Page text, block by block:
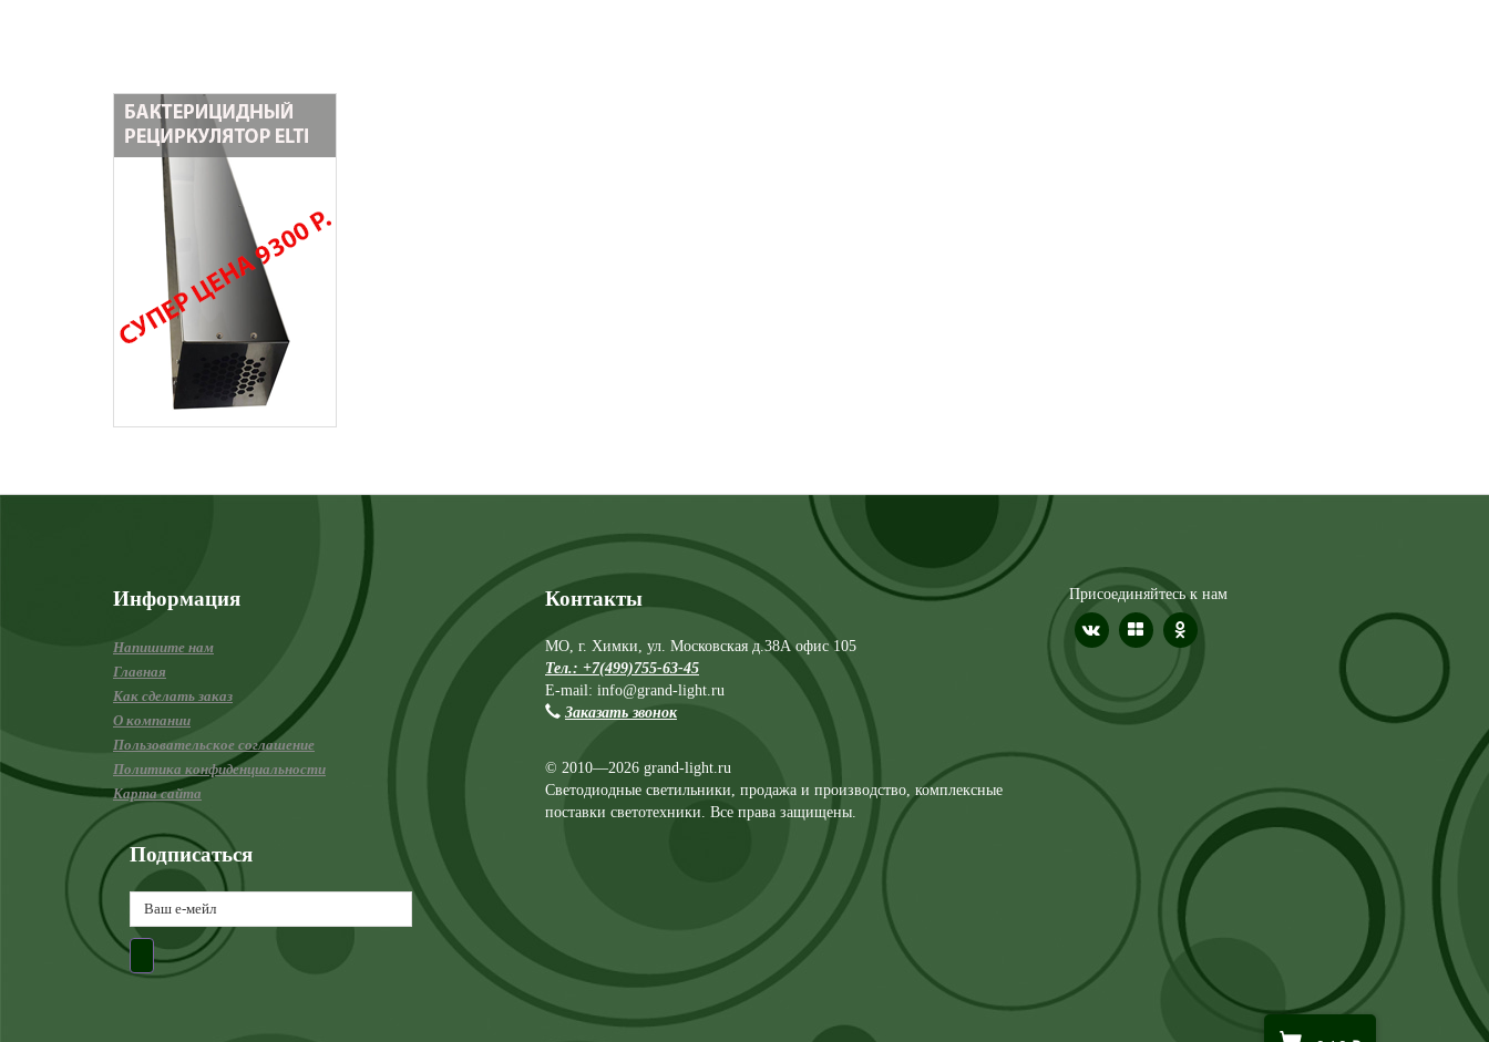
Информация
Напишите нам
Главная
Как сделать заказ
О компании
Пользовательское соглашение
Политика конфиденциальности
Карта сайта
Контакты
МО, г. Химки, ул. Московская д.38А офис 105
Тел.: +7(499)755-63-45
E-mail: info@grand-light.ru
Заказать звонок
© 2010—2026 grand-light.ru
Светодиодные светильники, продажа и производство, комплексные
поставки светотехники. Все права защищены.
Присоединяйтесь к нам
Подписаться